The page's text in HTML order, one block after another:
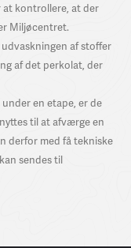
at kontrollere, at der
Miljøcentret.
af stoffer
af det perkolat, der
en etape, er de
til at afværge en
derfor med få tekniske
sendes til